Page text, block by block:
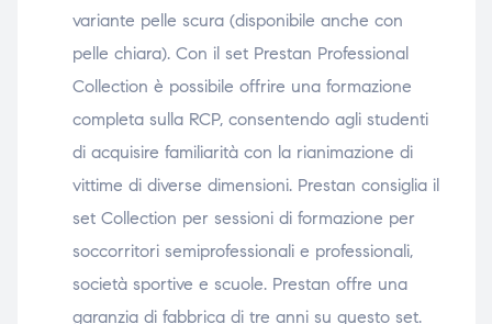
variante pelle scura (disponibile anche con
pelle chiara). Con il set Prestan Professional
Collection è possibile offrire una formazione
completa sulla RCP, consentendo agli studenti
di acquisire familiarità con la rianimazione di
vittime di diverse dimensioni. Prestan consiglia il
set Collection per sessioni di formazione per
soccorritori semiprofessionali e professionali,
società sportive e scuole. Prestan offre una
garanzia di fabbrica di tre anni su questo set.